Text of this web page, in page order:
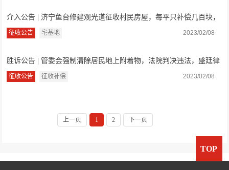
介入公告 | 济宁鱼台修建观光道征收村民房屋，每平只补偿几百块，
重建成本都...
征收公告 宅基地 2023/02/08
胜诉公告 | 管委会强制清除居民地上附着物，法院判决违法，盛廷律
师胜诉
征收公告 征收补偿 2023/02/08
上一页 1 2 下一页
TOP